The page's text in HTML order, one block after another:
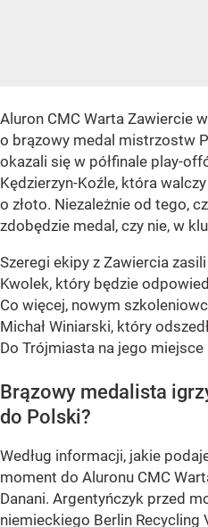
Aluron CMC Warta Zawiercie
o brązowy medal mistrzostw
okazali się w półfinale play-
Kędzierzyn-Koźle, która
o złoto. Niezależnie od tego,
zdobędzie medal, czy nie, w
Szeregi ekipy z Zawiercia
Kwolek, który będzie
Co więcej, nowym
Michał Winiarski, który
Do Trójmiasta na jego
Brązowy medalista
do Polski?
Według informacji, jakie
moment do Aluronu CMC
Danani. Argentyńczyk przed
niemieckiego Berlin